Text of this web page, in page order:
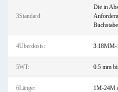
3Standard:
Die in
4Überdosis:
5WT: 0.5 mm
6Länge: 1M-24M